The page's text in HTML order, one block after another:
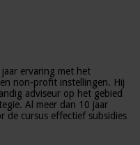
jaar ervaring met het
non-profit instellingen. Hij
adviseur op het gebied
Al meer dan 10 jaar
de cursus effectief subsidies